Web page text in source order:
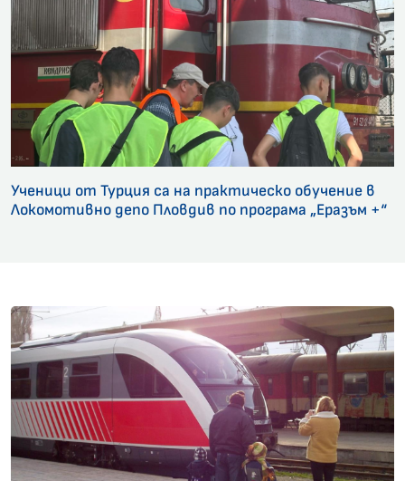
Ученици от Турция са на практическо обучение в
Локомотивно депо Пловдив по програма „Еразъм +“